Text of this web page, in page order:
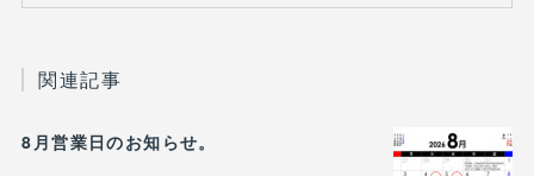
関連記事
8月営業日のお知らせ。